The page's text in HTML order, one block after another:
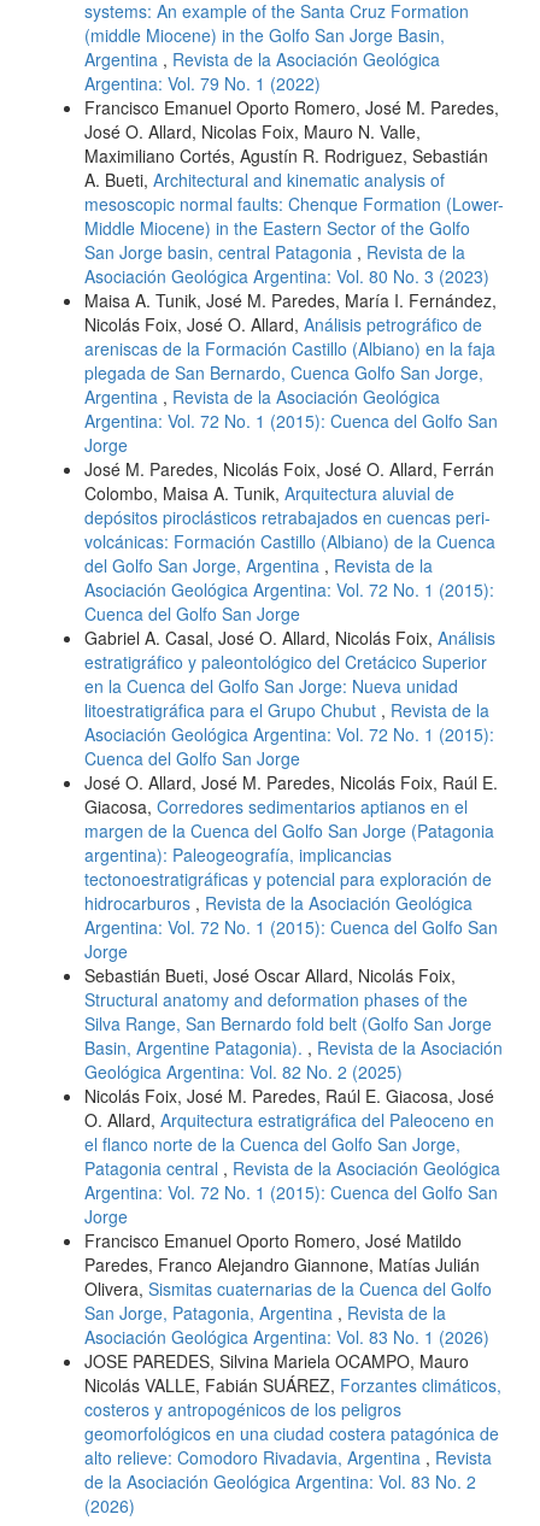
systems: An example of the Santa Cruz Formation
(middle Miocene) in the Golfo San Jorge Basin,
Argentina , Revista de la Asociación Geológica
Argentina: Vol. 79 No. 1 (2022)
Francisco Emanuel Oporto Romero, José M. Paredes,
José O. Allard, Nicolas Foix, Mauro N. Valle,
Maximiliano Cortés, Agustín R. Rodriguez, Sebastián
A. Bueti, Architectural and kinematic analysis of
mesoscopic normal faults: Chenque Formation (Lower-
Middle Miocene) in the Eastern Sector of the Golfo
San Jorge basin, central Patagonia , Revista de la
Asociación Geológica Argentina: Vol. 80 No. 3 (2023)
Maisa A. Tunik, José M. Paredes, María I. Fernández,
Nicolás Foix, José O. Allard, Análisis petrográfico de
areniscas de la Formación Castillo (Albiano) en la faja
plegada de San Bernardo, Cuenca Golfo San Jorge,
Argentina , Revista de la Asociación Geológica
Argentina: Vol. 72 No. 1 (2015): Cuenca del Golfo San
Jorge
José M. Paredes, Nicolás Foix, José O. Allard, Ferrán
Colombo, Maisa A. Tunik, Arquitectura aluvial de
depósitos piroclásticos retrabajados en cuencas peri-
volcánicas: Formación Castillo (Albiano) de la Cuenca
del Golfo San Jorge, Argentina , Revista de la
Asociación Geológica Argentina: Vol. 72 No. 1 (2015):
Cuenca del Golfo San Jorge
Gabriel A. Casal, José O. Allard, Nicolás Foix, Análisis
estratigráfico y paleontológico del Cretácico Superior
en la Cuenca del Golfo San Jorge: Nueva unidad
litoestratigráfica para el Grupo Chubut , Revista de la
Asociación Geológica Argentina: Vol. 72 No. 1 (2015):
Cuenca del Golfo San Jorge
José O. Allard, José M. Paredes, Nicolás Foix, Raúl E.
Giacosa, Corredores sedimentarios aptianos en el
margen de la Cuenca del Golfo San Jorge (Patagonia
argentina): Paleogeografía, implicancias
tectonoestratigráficas y potencial para exploración de
hidrocarburos , Revista de la Asociación Geológica
Argentina: Vol. 72 No. 1 (2015): Cuenca del Golfo San
Jorge
Sebastián Bueti, José Oscar Allard, Nicolás Foix,
Structural anatomy and deformation phases of the
Silva Range, San Bernardo fold belt (Golfo San Jorge
Basin, Argentine Patagonia). , Revista de la Asociación
Geológica Argentina: Vol. 82 No. 2 (2025)
Nicolás Foix, José M. Paredes, Raúl E. Giacosa, José
O. Allard, Arquitectura estratigráfica del Paleoceno en
el flanco norte de la Cuenca del Golfo San Jorge,
Patagonia central , Revista de la Asociación Geológica
Argentina: Vol. 72 No. 1 (2015): Cuenca del Golfo San
Jorge
Francisco Emanuel Oporto Romero, José Matildo
Paredes, Franco Alejandro Giannone, Matías Julián
Olivera, Sismitas cuaternarias de la Cuenca del Golfo
San Jorge, Patagonia, Argentina , Revista de la
Asociación Geológica Argentina: Vol. 83 No. 1 (2026)
JOSE PAREDES, Silvina Mariela OCAMPO, Mauro
Nicolás VALLE, Fabián SUÁREZ, Forzantes climáticos,
costeros y antropogénicos de los peligros
geomorfológicos en una ciudad costera patagónica de
alto relieve: Comodoro Rivadavia, Argentina , Revista
de la Asociación Geológica Argentina: Vol. 83 No. 2
(2026)